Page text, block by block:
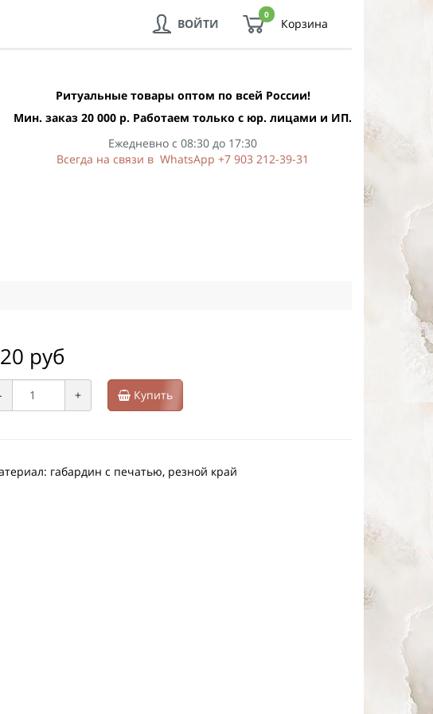
0
Корзина
ВОЙТИ
Ритуальные товары оптом по всей России!
Мин. заказ 20 000 р. Работаем только с юр. лицами и ИП.
Ежедневно с 08:30 до 17:30
Всегда на связи в WhatsApp +7 903 212-39-31
руб
+ Купить
габардин с печатью, резной край